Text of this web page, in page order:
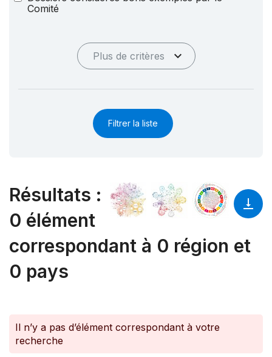
Comité
Plus de critères
Filtrer la liste
Résultats :
0 élément
correspondant à 0 région et
0 pays
Il n’y a pas d’élément correspondant à votre
recherche